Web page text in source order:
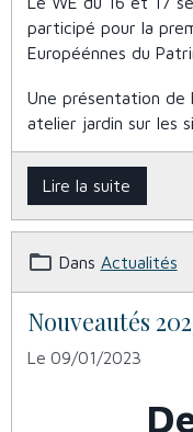
participé pour la
Européénnes du
Une présentation de
atelier jardin sur les
Lire la suite
Dans Actualités
Nouveautés
Le 09/01/2023